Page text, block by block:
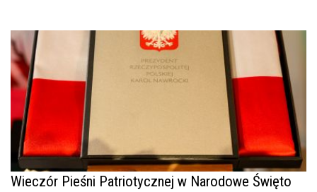
Wieczór Pieśni Patriotycznej w Narodowe Święto